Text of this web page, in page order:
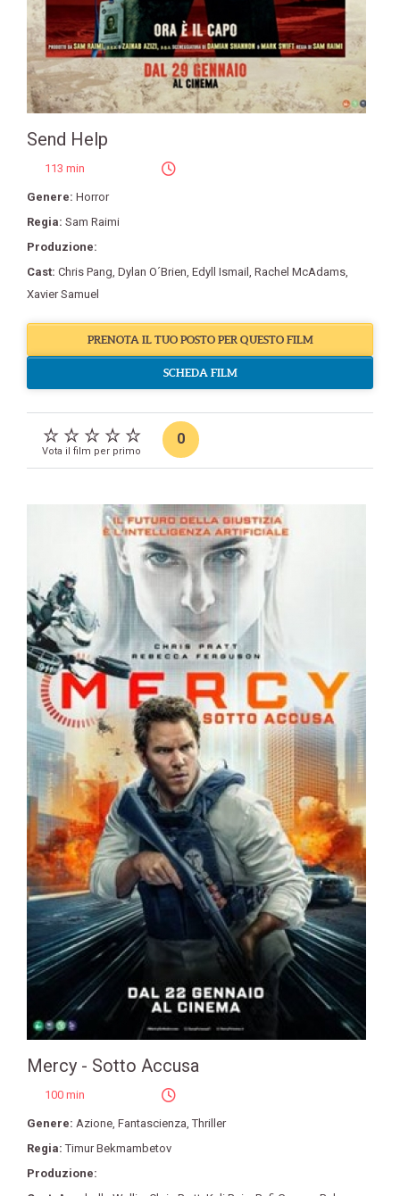
Send Help
113 min
Genere: Horror
Regia: Sam Raimi
Produzione:
Cast: Chris Pang, Dylan O´Brien, Edyll Ismail , Rachel McAdams,
Xavier Samuel
PRENOTA IL TUO POSTO PER QUESTO FILM
SCHEDA FILM
Vota il film per primo
0
Mercy - Sotto Accusa
100 min
Genere: Azione Fantascienza ,Thriller
Regia:Timur Bekmambetov
Produzione: